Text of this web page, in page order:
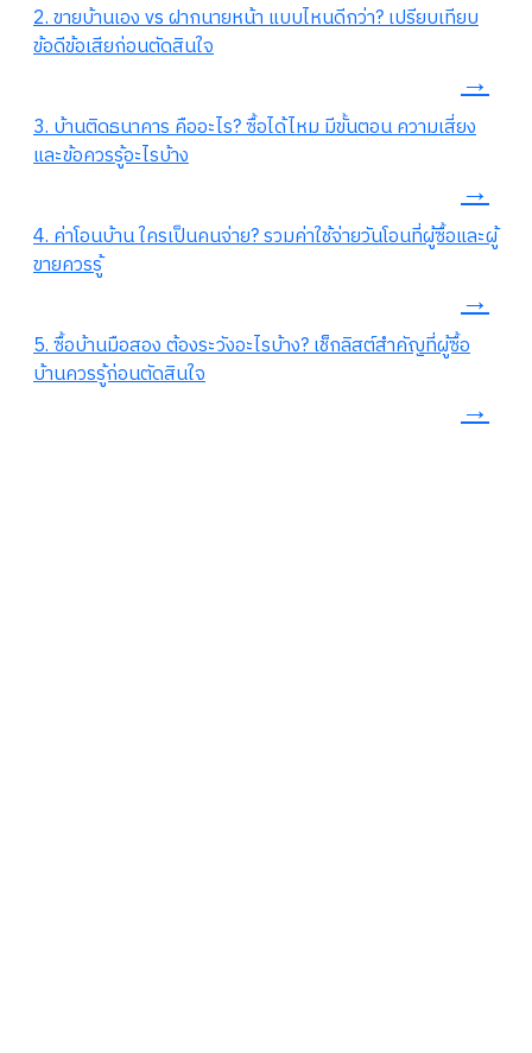
2. ขายบ้านเอง vs ฝากนายหน้า แบบไหนดีกว่า? เปรียบเทียบ
ข้อดีข้อเสียก่อนตัดสินใจ
→
3. บ้านติดธนาคาร คืออะไร? ซื้อได้ไหม มีขั้นตอน ความเสี่ยง
และข้อควรรู้อะไรบ้าง
→
4. ค่าโอนบ้าน ใครเป็นคนจ่าย? รวมค่าใช้จ่ายวันโอนที่ผู้ซื้อและผู้
ขายควรรู้
→
5. ซื้อบ้านมือสอง ต้องระวังอะไรบ้าง? เช็กลิสต์สำคัญที่ผู้ซื้อ
บ้านควรรู้ก่อนตัดสินใจ
→